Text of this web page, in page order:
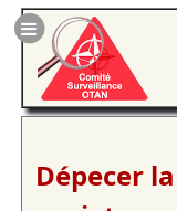
Dépecer